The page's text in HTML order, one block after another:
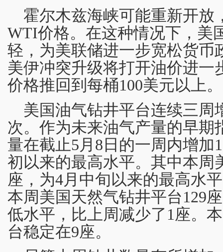
霍尔木兹海峡可能重新开放
WTI价格。在这种情况下，美
轻，为美联储进一步宽松货币
美伊冲突升级将打开油价进一
价格推回到每桶100美元以上。
美国油气钻井平台连续三周
次。作为未来油气产量的早期
量在截止5月8日的一周内增加
初以来的最高水平。其中本周
座，为4月中旬以来的最高水
本周美国天然气钻井平台129
低水平，比上周减少了1座。
台稳定在9座。